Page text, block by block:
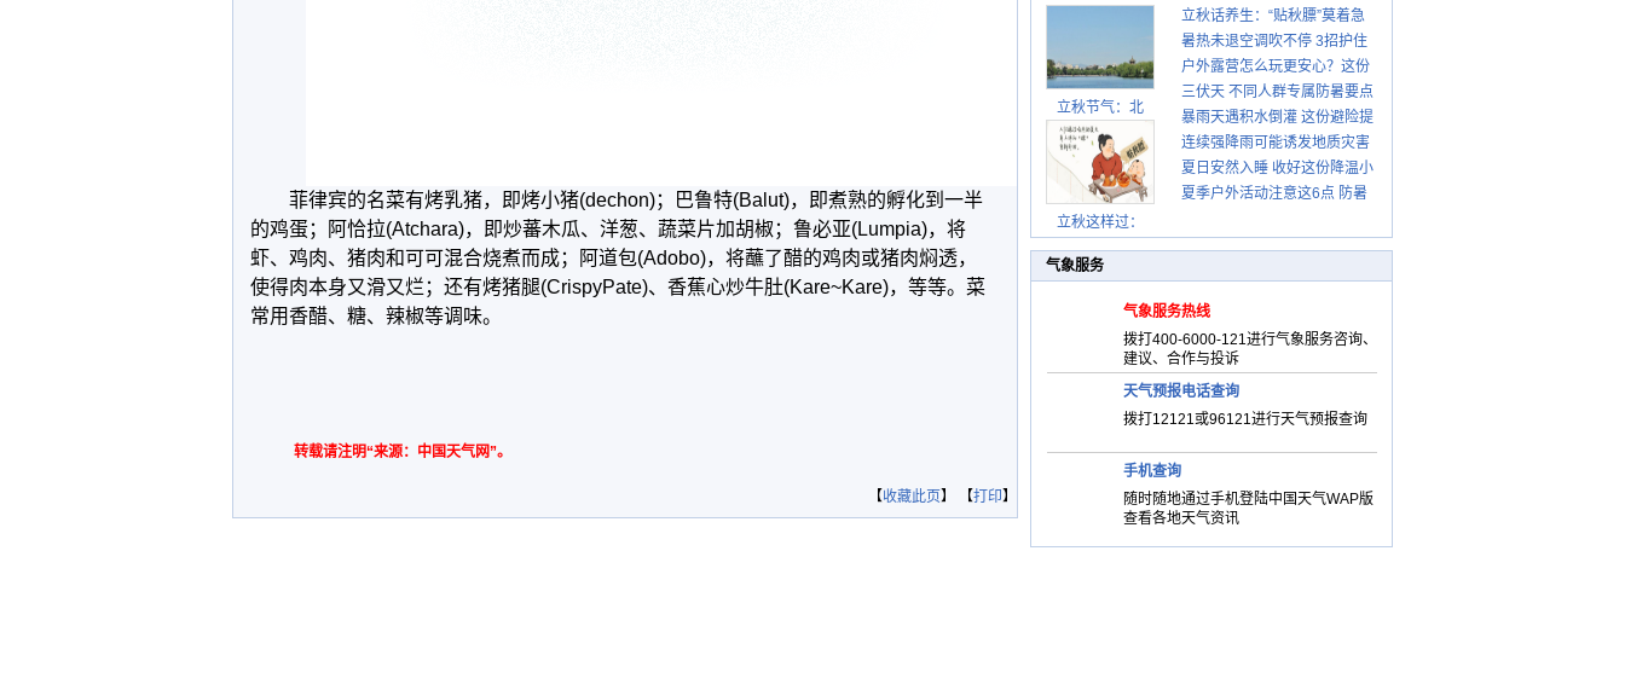
菲律宾的名菜有烤乳猪，即烤小猪(dechon)；巴鲁特(Balut)，即煮熟的孵化到一半
的鸡蛋；阿恰拉(Atchara)，即炒蕃木瓜、洋葱、蔬菜片加胡椒；鲁必亚(Lumpia)，将
虾、鸡肉、猪肉和可可混合烧煮而成；阿道包(Adobo)，将蘸了醋的鸡肉或猪肉焖透，
使得肉本身又滑又烂；还有烤猪腿(CrispyPate)、香蕉心炒牛肚(Kare~Kare)，等等。菜
常用香醋、糖、辣椒等调味。
转载请注明“来源：中国天气网”。
【收藏此页】 【打印】
立秋节气：北
立秋这样过：
立秋话养生：“贴秋膘”莫着急
先清暑再防燥
暑热未退空调吹不停 3招护住
肩颈不酸痛
户外露营怎么玩更安心？这份
攻略请收好
三伏天 不同人群专属防暑要点
请收好
暴雨天遇积水倒灌 这份避险提
示请收好
连续强降雨可能诱发地质灾害
这些前兆要知道
夏日安然入睡 收好这份降温小
贴士
夏季户外活动注意这6点 防暑
气象服务
气象服务热线
拨打400-6000-121进行气象服务咨询、
建议、合作与投诉
天气预报电话查询
拨打12121或96121进行天气预报查询
手机查询
随时随地通过手机登陆中国天气WAP版
查看各地天气资讯